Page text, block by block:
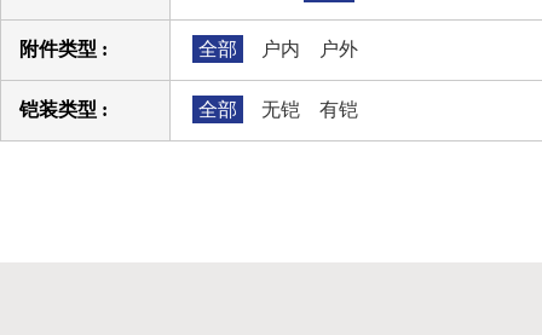
附件类型 : 全部 户内 户外
铠装类型 : 全部 无铠 有铠